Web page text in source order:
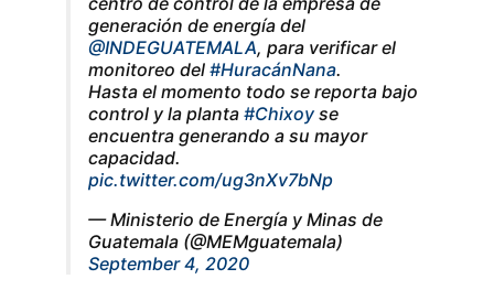
generación de energía del
@INDEGUATEMALA, para verificar el
monitoreo del #HuracánNana.
Hasta el momento todo se reporta bajo
control y la planta #Chixoy se
encuentra generando a su mayor
capacidad.
pic.twitter.com/ug3nXv7bNp
— Ministerio de Energía y Minas de
Guatemala (@MEMguatemala)
September 4, 2020